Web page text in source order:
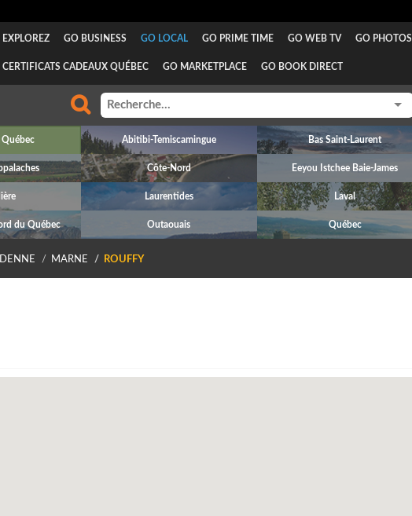
EXPLOREZ GO BUSINESS GO LOCAL GO PRIME TIME GO WEB TV GO PHOTOS
CERTIFICATS CADEAUX QUÉBEC GO MARKETPLACE GO BOOK DIRECT
Québec Abitibi-Temiscamingue Bas Saint-Laurent
Côte-Nord Eeyou Istchee Baie-James
Laurentides Laval
du Québec Outaouais Québec
MARNE ROUFFY